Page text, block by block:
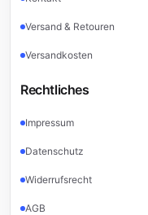
Versand & Retouren
Versandkosten
Rechtliches
Impressum
Datenschutz
Widerrufsrecht
AGB